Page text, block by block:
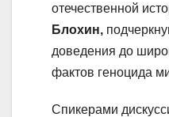
отечественной
Блохин,
доведения до
фактов геноцида
Спикерами